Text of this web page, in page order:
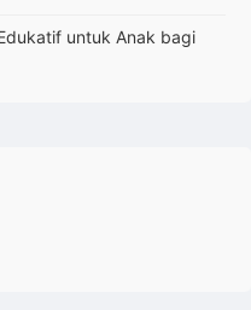
untuk Anak bagi